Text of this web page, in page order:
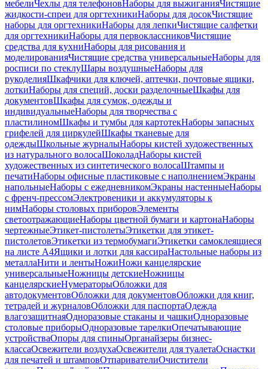
мебелиЧехлы для телефоновНаборы для выжиганияЧистящие
жидкости-спреи для оргтехникиНаборы для досокЧистящие
наборы для оргтехникиНаборы для лепкиЧистящие салфетки
для оргтехникиНаборы для первоклассниковЧистящие
средства для кухниНаборы для рисования и
моделированияЧистящие средства универсальныеНаборы для
росписи по стеклуШары воздушныеНаборы для
рукоделияШкафчики для ключей, аптечки, почтовые ящики,
лоткиНаборы для специй, доски разделочныеШкафы для
документовШкафы для сумок, одежды и
индивидуальныеНаборы для творчества с
пластилиномШкафы и тумбы для картотекНаборы запасных
грифелей для циркулейШкафы тканевые для
одеждыШкольные журналыНаборы кистей художественных
из натурального волосаШоколадНаборы кистей
художественных из синтетического волосаШтампы и
печатиНаборы офисные пластиковые с наполнениемЭкраны
напольныеНаборы с ежедневникомЭкраны настенныеНаборы
с френч-прессомЭлектровеники и аккумуляторы к
нимНаборы столовых приборовЭлементы
светоотражающиеНаборы цветной бумаги и картонаНаборы
чертежныеЭтикет-пистолетыЭтикетки для этикет-
пистолетовЭтикетки из термобумагиЭтикетки самоклеящиеся
на листе А4Ящики и лотки для кассираНастольные наборы из
металлаНити и лентыНожиНожи канцелярские
универсальныеНожницы детскиеНожницы
канцелярскиеНумераторыОбложки для
автодокументовОбложки для документовОбложки для книг,
тетрадей и журналовОбложки для паспортаОдежда
влагозащитнаяОдноразовые стаканы и чашкиОдноразовые
столовые приборыОдноразовые тарелкиОпечатывающие
устройстваОпоры для спиныОрганайзеры бизнес-
классаОсвежители воздухаОсвежители для туалетаОснастки
для печатей и штамповОтпаривателиОчистители